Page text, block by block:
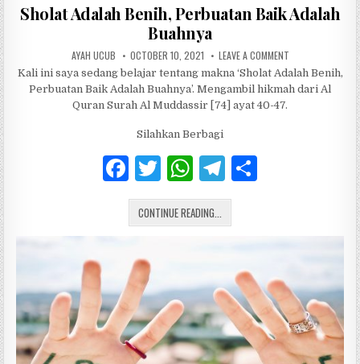
Sholat Adalah Benih, Perbuatan Baik Adalah
Buahnya
AUTHOR:
AYAH UCUB PUBLISHED DATE:
OCTOBER 10, 2021 LEAVE A COMMENTON SHOLAT
Kali ini saya sedang belajar tentang makna ‘Sholat Adalah Benih,
Perbuatan Baik Adalah Buahnya’. Mengambil hikmah dari Al
Quran Surah Al Muddassir [74] ayat 40-47.
Silahkan Berbagi
F
a
c
b
o
o
k
T
w
it
W
h
at
p
p
T
el
e
g
ra
m
e
CONTINUE READING... SHOLAT ADALAH BENIH,